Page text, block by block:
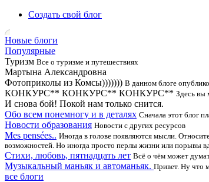
Создать свой блог
Новые блоги
Популярные
Туризм Все о туризме и путешествиях
Мартына Александровна
Фотоприколы из Комсы))))))) В данном блоге
КОНКУРС** КОНКУРС** КОНКУРС** Здесь вы
И снова бой! Покой нам только снится.
Обо всем понемногу и в деталях Сначала этот блог
Новости образования Новости с других ресурсов
Mes pensées.. Иногда в голове появляются мысли.
возможностей. Но иногда просто перлы жизни или порывы
Стихи, любовь, пятнадцать лет Всё о чём может
Музыкальный маньяк и автоманьяк. Привет. Ну что
все блоги